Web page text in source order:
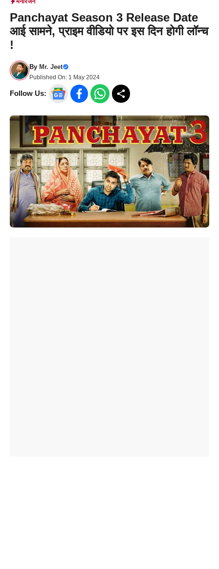
Panchayat Season 3 Release Date
आई सामने, प्राइम वीडियो पर इस दिन होगी लॉन्च
!
By Mr. Jeet
Published On: 1 May 2024
Follow Us: